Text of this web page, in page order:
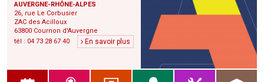
AUVERGNE-RHÔNE-ALPES
26, rue Le Corbusier
ZAC des Acilloux
63800 Cournon d'Auvergne
tél : 04 73 28 67 40
En savoir plus